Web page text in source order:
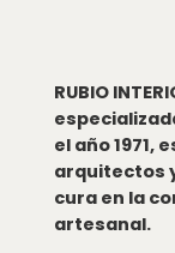
RUBIO
el año 1971,
arquitectos
cura en la
artesanal.